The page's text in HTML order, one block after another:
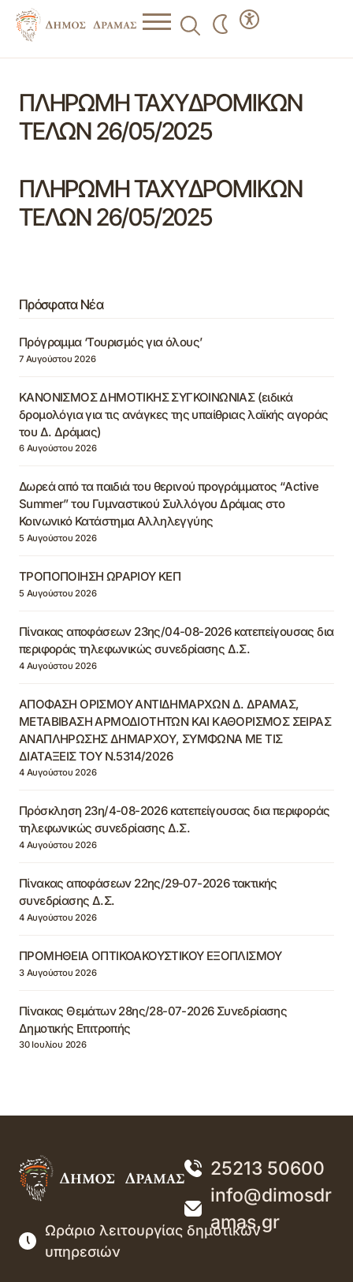
ΠΛΗΡΩΜΗ ΤΑΧΥΔΡΟΜΙΚΩΝ
ΤΕΛΩΝ 26/05/2025
ΠΛΗΡΩΜΗ ΤΑΧΥΔΡΟΜΙΚΩΝ
ΤΕΛΩΝ 26/05/2025
Πρόσφατα Νέα
Πρόγραμμα ‘Τουρισμός για όλους’
7 Αυγούστου 2026
ΚΑΝΟΝΙΣΜΟΣ ΔΗΜΟΤΙΚΗΣ ΣΥΓΚΟΙΝΩΝΙΑΣ (ειδικά
δρομολόγια για τις ανάγκες της υπαίθριας λαϊκής αγοράς
του Δ. Δράμας)
6 Αυγούστου 2026
Δωρεά από τα παιδιά του θερινού προγράμματος “Active
Summer” του Γυμναστικού Συλλόγου Δράμας στο
Κοινωνικό Κατάστημα Αλληλεγγύης
5 Αυγούστου 2026
ΤΡΟΠΟΠΟΙΗΣΗ ΩΡΑΡΙΟΥ ΚΕΠ
5 Αυγούστου 2026
Πίνακας αποφάσεων 23ης/04-08-2026 κατεπείγουσας δια
περιφοράς τηλεφωνικώς συνεδρίασης Δ.Σ.
4 Αυγούστου 2026
ΑΠΟΦΑΣΗ ΟΡΙΣΜΟΥ ΑΝΤΙΔΗΜΑΡΧΩΝ Δ. ΔΡΑΜΑΣ,
ΜΕΤΑΒΙΒΑΣΗ ΑΡΜΟΔΙΟΤΗΤΩΝ ΚΑΙ ΚΑΘΟΡΙΣΜΟΣ ΣΕΙΡΑΣ
ΑΝΑΠΛΗΡΩΣΗΣ ΔΗΜΑΡΧΟΥ, ΣΥΜΦΩΝΑ ΜΕ ΤΙΣ
ΔΙΑΤΑΞΕΙΣ ΤΟΥ Ν.5314/2026
4 Αυγούστου 2026
Πρόσκληση 23η/4-08-2026 κατεπείγουσας δια περιφοράς
τηλεφωνικώς συνεδρίασης Δ.Σ.
4 Αυγούστου 2026
Πίνακας αποφάσεων 22ης/29-07-2026 τακτικής
συνεδρίασης Δ.Σ.
4 Αυγούστου 2026
ΠΡΟΜΗΘΕΙΑ ΟΠΤΙΚΟΑΚΟΥΣΤΙΚΟΥ ΕΞΟΠΛΙΣΜΟΥ
3 Αυγούστου 2026
Πίνακας Θεμάτων 28ης/28-07-2026 Συνεδρίασης
Δημοτικής Επιτροπής
30 Ιουλίου 2026
25213 50600
info@dimosdr
amas.gr
Ωράριο λειτουργίας δημοτικών
υπηρεσιών